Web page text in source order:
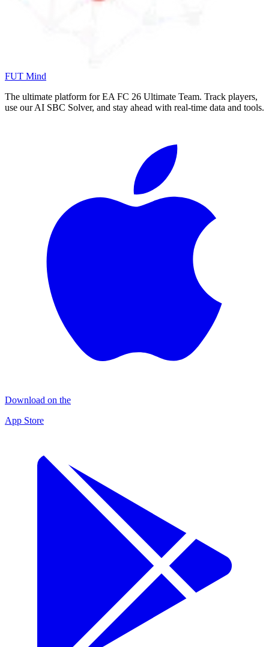
FUT Mind
The ultimate platform for EA FC 26 Ultimate Team. Track players,
use our AI SBC Solver, and stay ahead with real-time data and tools.
Download on the
App Store